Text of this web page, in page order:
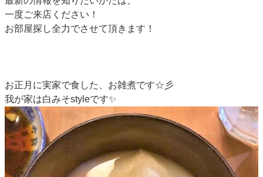
一度ご来店ください！
お部屋探し全力でさせて頂きます！
お正月に実家で食した、お雑煮です☆彡
我が家は白みそstyleです✨